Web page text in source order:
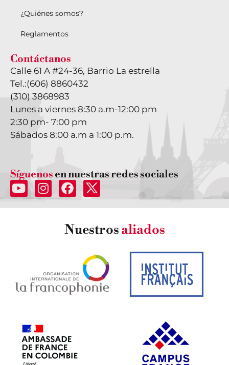
¿Quiénes somos?
Reglamentos
Contáctanos
Calle 61 A #24-36, Barrio La estrella
Tel.:(606) 8860432
(310) 3868983
Lunes a viernes 8:30 a.m-12:00 pm
2:30 pm- 7:00 pm
Sábados 8:00 a.m a 1:00 p.m.
Síguenos en nuestras redes sociales
Nuestrosaliados